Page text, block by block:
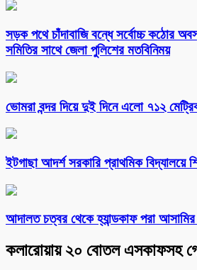
সড়ক পথে চাঁদাবাজি বন্ধে সর্বোচ্চ কঠোর
সমিতির সাথে জেলা পুলিশের মতবিনিময়
ভোমরা বন্দর দিয়ে দুই দিনে এলো ৭১২
ইটগাছা আদর্শ সরকারি প্রাথমিক বিদ্যালয়ে
আদালত চত্বর থেকে হ্যান্ডকাফ পরা আসামির
কলারোয়ায় ২০ বোতল এসকাফসহ